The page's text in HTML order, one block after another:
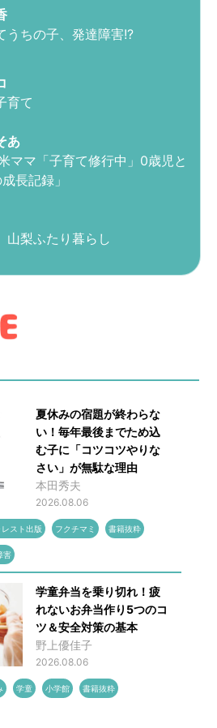
うちの子、発達障害!?
育て
あ
ママ「子育て修行中」0歳児と
長記録」
山梨ふたり暮らし
夏休みの宿題が終わらな
い！毎年最後までため込
む子に「コツコツやりな
さい」が無駄な理由
本田秀夫
2026.08.06
レスト出版 フクチマミ 書籍抜粋
害
学童弁当を乗り切れ！疲
れないお弁当作り5つのコ
ツ＆安全対策の基本
野上優佳子
2026.08.06
学童 小学館 書籍抜粋